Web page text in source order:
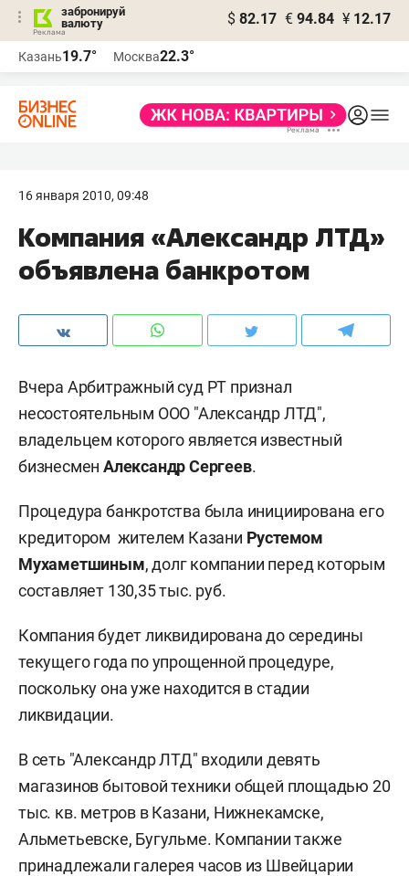
забронируй
валюту
$ 82.17 € 94.84 ¥ 12.17
Казань19.7° Москва22.3°
16 января 2010, 09:48
Компания «Александр ЛТД»
объявлена банкротом
Вчера Арбитражный суд РТ признал
несостоятельным ООО "Александр ЛТД",
владельцем которого является известный
бизнесменАлександр Сергеев.
Процедура банкротства была инициирована его
кредитором жителем Казани Рустемом
Мухаметшиным, долг компании перед которым
составляет 130,35 тыс. руб.
Компания будет ликвидирована до середины
текущего года по упрощенной процедуре,
поскольку она уже находится в стадии
ликвидации.
В сеть "Александр ЛТД" входили девять
магазинов бытовой техники общей площадью 20
тыс. кв. метров в Казани, Нижнекамске,
Альметьевске, Бугульме. Компании также
принадлежали галерея часов из Швейцарии